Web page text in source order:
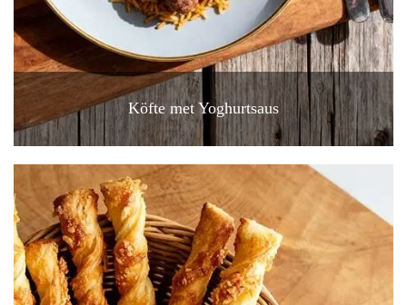
Köfte met Yoghurtsaus